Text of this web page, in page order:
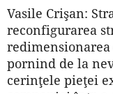
Vasile Crişan:
reconfigurarea
pornind de la
cerinţele pieţei